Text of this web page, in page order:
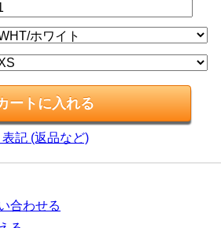
記 (返品など)
合わせる